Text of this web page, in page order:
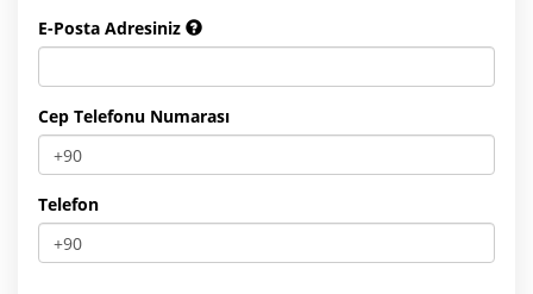
E-Posta Adresiniz
Cep Telefonu Numarası
Telefon